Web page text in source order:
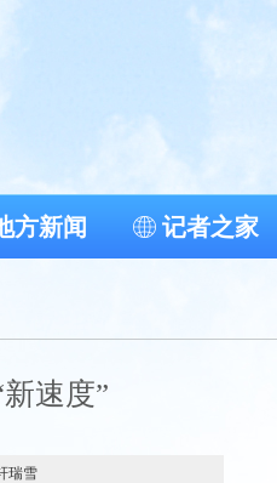
方新闻 记者之家
速度”
瑞雪